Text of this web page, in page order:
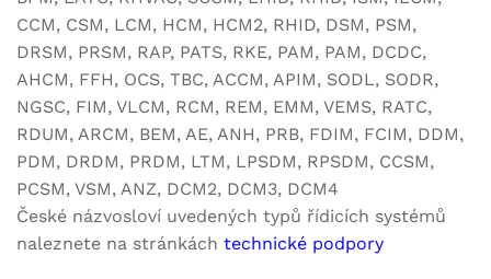
CCM, CSM, LCM, HCM, HCM2, RHID, DSM, PSM,
DRSM, PRSM, RAP, PATS, RKE, PAM, PAM, DCDC,
AHCM, FFH, OCS, TBC, ACCM, APIM, SODL, SODR,
NGSC, FIM, VLCM, RCM, REM, EMM, VEMS, RATC,
RDUM, ARCM, BEM, AE, ANH, PRB, FDIM, FCIM, DDM,
PDM, DRDM, PRDM, LTM, LPSDM, RPSDM, CCSM,
PCSM, VSM, ANZ, DCM2, DCM3, DCM4
České názvosloví uvedených typů řídicích systémů
naleznete na stránkách technické podpory